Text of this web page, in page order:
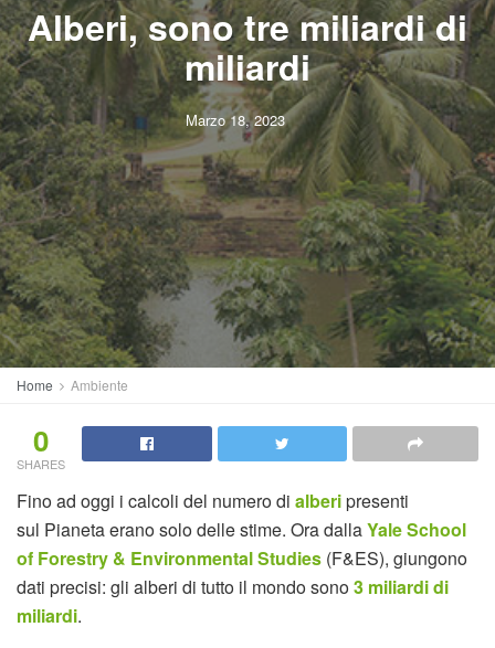
Alberi, sono tre miliardi di
miliardi
Marzo 18, 2023
Home Ambiente
0
SHARES
Fino ad oggi i calcoli del numero di alberipresenti
sul Pianeta erano solo delle stime. Ora dallaYale School
of Forestry & Environmental Studies (F&ES), giungono
dati precisi: gli alberi di tutto il mondo sono3 miliardi di
miliardi.